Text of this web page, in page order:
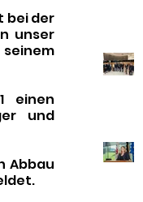
bei der
unser
einen
und
Abbau